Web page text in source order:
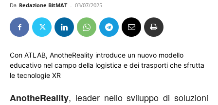
Da Redazione BitMAT - 03/07/2025
Con ATLAB, AnotheReality introduce un nuovo modello
educativo nel campo della logistica e dei trasporti che sfrutta
le tecnologie XR
AnotheReality, leader nello sviluppo di soluzioni